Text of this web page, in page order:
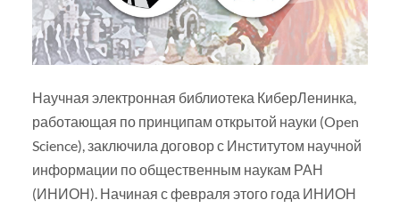
Научная электронная библиотека КиберЛенинка,
работающая по принципам открытой науки (Open
Science), заключила договор с Институтом научной
информации по общественным наукам РАН
(ИНИОН). Начиная с февраля этого года ИНИОН